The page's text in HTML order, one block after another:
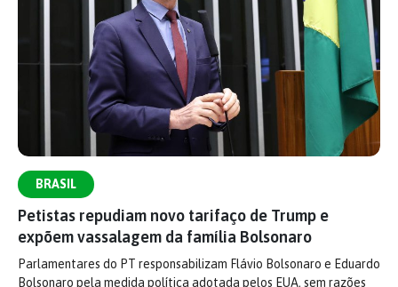
BRASIL
Petistas repudiam novo tarifaço de Trump e
expõem vassalagem da família Bolsonaro
Parlamentares do PT responsabilizam Flávio Bolsonaro e Eduardo
Bolsonaro pela medida política adotada pelos EUA, sem razões